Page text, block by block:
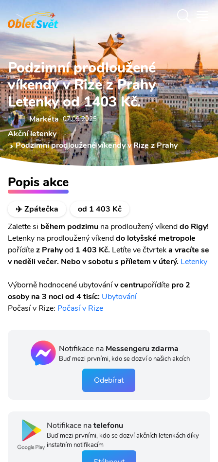
Podzimní prodloužené
víkendy v Rize z Prahy
Letenky od 1403 Kč.
Markéta 07.09 2025
Akční letenky
Podzimní prodloužené víkendy v Rize z Prahy
Popis akce
✈️ Zpátečka
od 1 403 Kč
Zaleťte si během podzimu na prodloužený víkenddo Rigy!
Letenky na prodloužený víkenddo lotyšské metropole
pořídítez Prahyod 1 403 Kč. Letíte ve čtvrteka vracíte se
v neděli večer. Nebo v sobotu s příletem v úterý. Letenky
Výborně hodnocené ubytovánív centrupořídíte pro 2
osoby na 3 noci od 4 tisíc: Ubytování
Počasí v Rize: Počasí v Rize
Notifikace na Messengeru zdarma
Buď mezi prvními, kdo se dozví o našich akcích
Odebírat
Notifikace natelefonu
Buď mezi prvními, kdo se dozví akčních letenkách díky
instatním notifikacím